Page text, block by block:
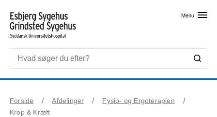
Menu
Forside Afdelinger
Fysio- og Ergoterapien
Krop & Kræft